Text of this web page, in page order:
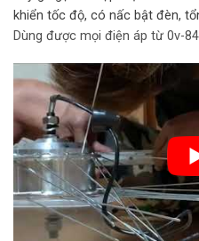
khiển tốc độ, có nấc bật đèn,
Dùng được mọi điện áp từ 0v-